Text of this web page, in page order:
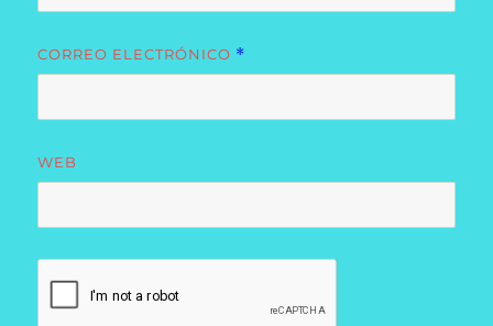
CORREO ELECTRÓNICO *
WEB